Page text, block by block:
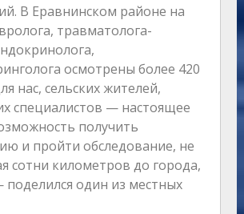
В Еравнинском районе на
травматолога-
осмотрены более 420
нас, сельских жителей,
специалистов — настоящее
получить
и пройти обследование, не
сотни километров до города,
поделился один из местных